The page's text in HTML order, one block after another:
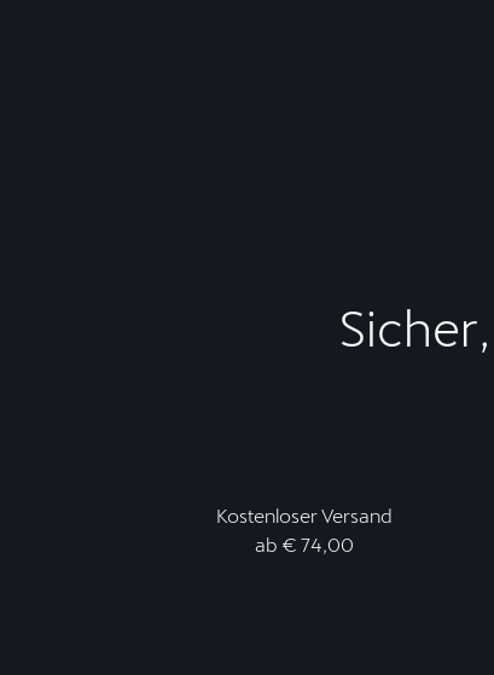
Kostenloser Versand
ab € 74,00